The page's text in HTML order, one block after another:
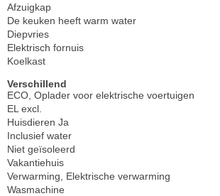
Afzuigkap
De keuken heeft warm water
Diepvries
Elektrisch fornuis
Koelkast
Verschillend
ECO, Oplader voor elektrische voertuigen
EL excl.
Huisdieren Ja
Inclusief water
Niet geïsoleerd
Vakantiehuis
Verwarming, Elektrische verwarming
Wasmachine